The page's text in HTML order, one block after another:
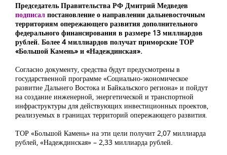
Председатель Правительства РФ Дмитрий Медведев
подписал постановление о направлении дальневосточным
территориям опережающего развития дополнительного
федерального финансирования в размере 13 миллиардов
рублей. Более 4 миллиардов получат приморские ТОР
«Большой Камень» и «Надеждинская».
Согласно документу, средства будут предусмотрены в
государственной программе «Социально-экономическое
развитие Дальнего Востока и Байкальского региона» и пойдут
на создание инженерной, энергетической и транспортной
инфраструктуры для действующих инвестиционных проектов,
реализуемых в границах территорий опережающего развития.
ТОР «Большой Камень» на эти цели получит 2,07 миллиарда
рублей, «Надеждинская» – 2,33 миллиарда рублей.